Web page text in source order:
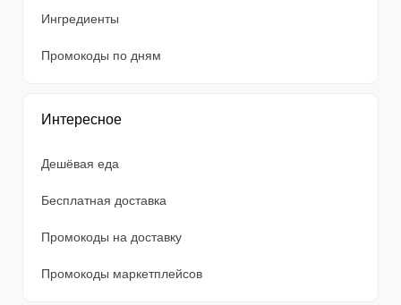
Ингредиенты
Промокоды по дням
Интересное
Дешёвая еда
Бесплатная доставка
Промокоды на доставку
Промокоды маркетплейсов